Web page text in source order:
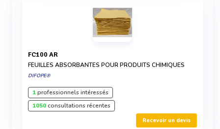
FC100 AR
FEUILLES ABSORBANTES POUR PRODUITS CHIMIQUES
DIFOPE®
1professionnels intéressés
1050consultations récentes
Recevoir un devis